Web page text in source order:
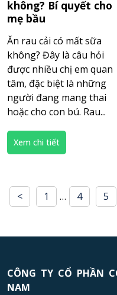
không? Bí quyết cho
mẹ bầu
Ăn rau cải có mất sữa
không? Đây là câu hỏi
được nhiều chị em quan
tâm, đặc biệt là những
người đang mang thai
hoặc cho con bú. Rau...
Xem chi tiết
< 1 … 4 5
CÔNG TY CỔ PHẦN
NAM